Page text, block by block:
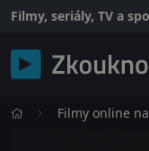
Filmy, seriály, TV a
Filmy online